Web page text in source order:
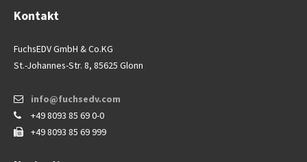
Kontakt
FuchsEDV GmbH & Co.KG
St.-Johannes-Str. 8, 85625 Glonn
info@fuchsedv.com
+49 8093 85 69 0-0
+49 8093 85 69 999